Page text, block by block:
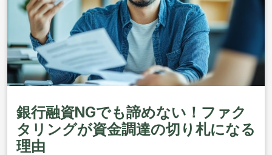
銀行融資NGでも諦めない！ファク
タリングが資金調達の切り札になる
理由